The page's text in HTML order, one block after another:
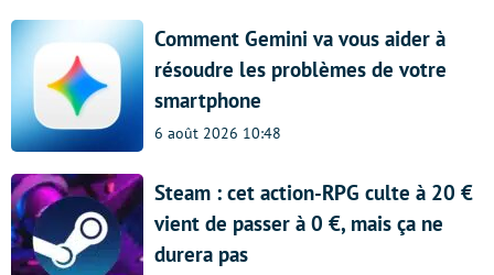
Comment Gemini va vous aider à
résoudre les problèmes de votre
smartphone
6 août 2026 10:48
Steam : cet action-RPG culte à 20 €
vient de passer à 0 €, mais ça ne
durera pas